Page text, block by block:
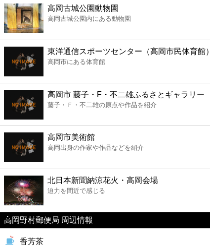
薬局
スーパー
エンタメ
レジャー
書店
ファミレス
ファーストフード
カフェ
ショッピング
高岡古城公園動物園
高岡古城公園内にある動物園
東洋通信スポーツセンター（高岡市民体育館）
高岡市にある体育館
高岡市 藤子・F・不二雄ふるさとギャラリー
藤子・Ｆ・不二雄の原点や作品を紹介
高岡市美術館
高岡出身の作家や作品などを紹介
北日本新聞納涼花火・高岡会場
迫力を間近で感じる
高岡野村郵便局 周辺情報
香芳茶